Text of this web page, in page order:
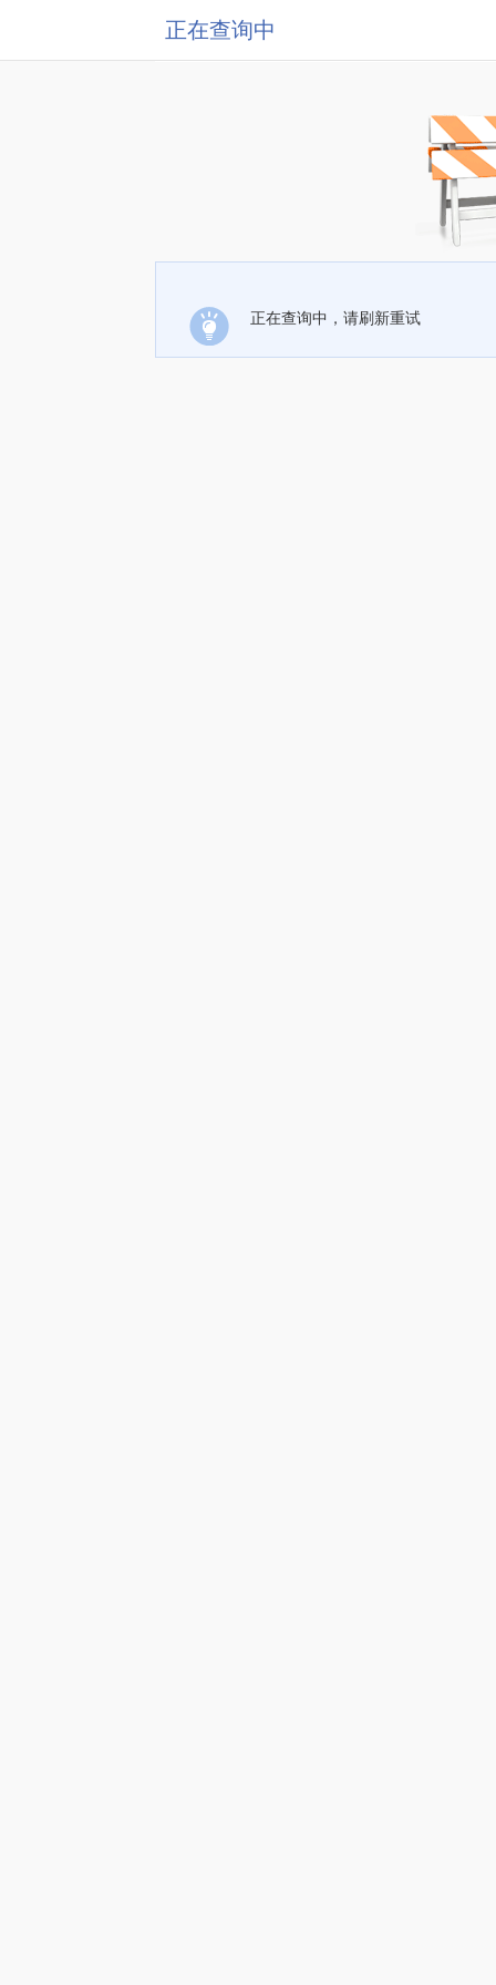
正在查询中
正在查询中，请刷新重试